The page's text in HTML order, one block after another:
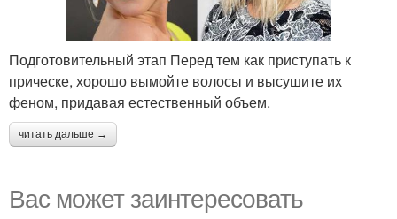
Подготовительный этап Перед тем как приступать к
прическе, хорошо вымойте волосы и высушите их
феном, придавая естественный объем.
читать дальше →
Вас может заинтересовать